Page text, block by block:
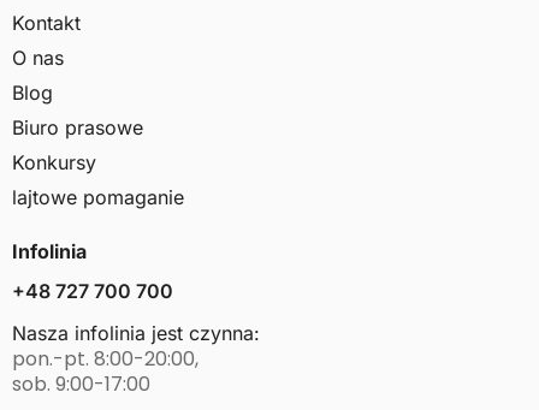
Kontakt
O nas
Blog
Biuro prasowe
Konkursy
lajtowe pomaganie
Infolinia
+48 727 700 700
Nasza infolinia jest czynna:
pon.-pt. 8:00-20:00,
sob. 9:00-17:00